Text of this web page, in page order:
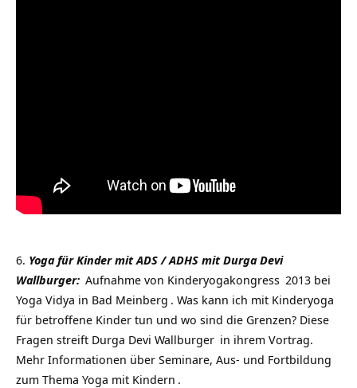
Yoga für Kinder mit ADS / ADHS mit Durga Devi
Wallburger: Aufnahme von Kinderyogakongress 2013 bei
Yoga Vidya in Bad Meinberg . Was kann ich mit Kinderyoga
für betroffene Kinder tun und wo sind die Grenzen? Diese
Fragen streift Durga Devi Wallburger in ihrem Vortrag.
Mehr Informationen über Seminare, Aus- und Fortbildung
zum Thema Yoga mit Kindern .